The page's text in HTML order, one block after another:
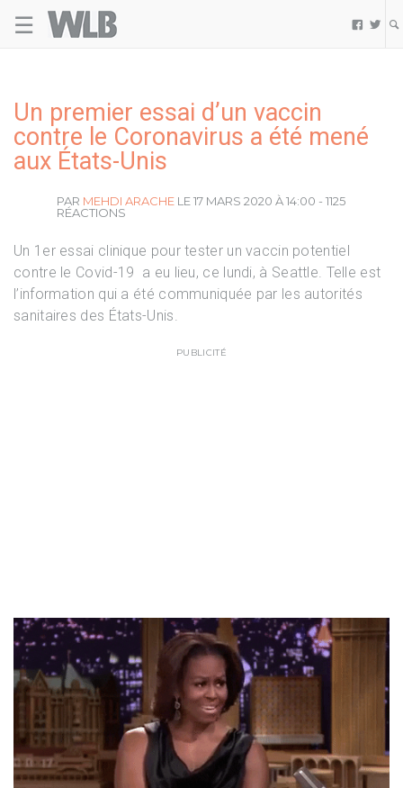
☰  
Un premier essai d’un vaccin
contre le Coronavirus a été mené
aux États-Unis
PAR MEHDI ARACHE LE 17 MARS 2020 À 14:00 - 1125
RÉACTIONS
Un 1er essai clinique pour tester un vaccin potentiel
contre le Covid-19 a eu lieu, ce lundi, à Seattle. Telle est
l’information qui a été communiquée par les autorités
sanitaires des États-Unis.
PUBLICITÉ